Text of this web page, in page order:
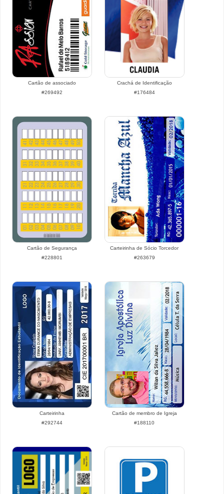
Cartão de associado
#269492
Crachá de Identificação
#176484
Cartão de Segurança
#228801
Carteirinha de Sócio Torcedor
#263679
Carteirinha
#292744
Cartão de membro de Igreja
#188110